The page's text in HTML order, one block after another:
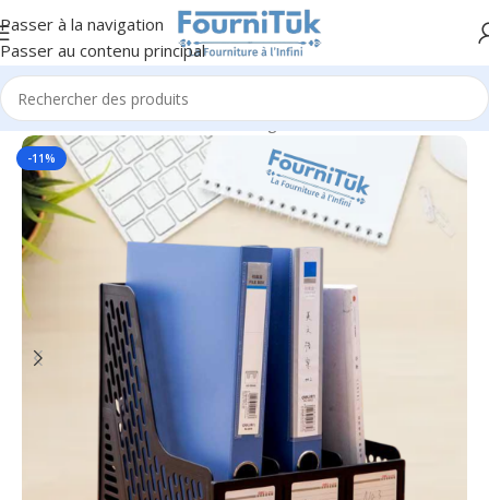
Passer à la navigation
Passer au contenu principal
Accueil/Fourniture de Bureau/Rangement & Classement
-11%